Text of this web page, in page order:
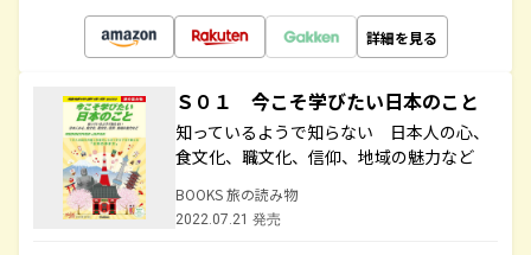
詳細を見る
Ｓ０１ 今こそ学びたい日本のこと
知っているようで知らない 日本人の心、
食文化、職文化、信仰、地域の魅力など
BOOKS 旅の読み物
2022.07.21 発売